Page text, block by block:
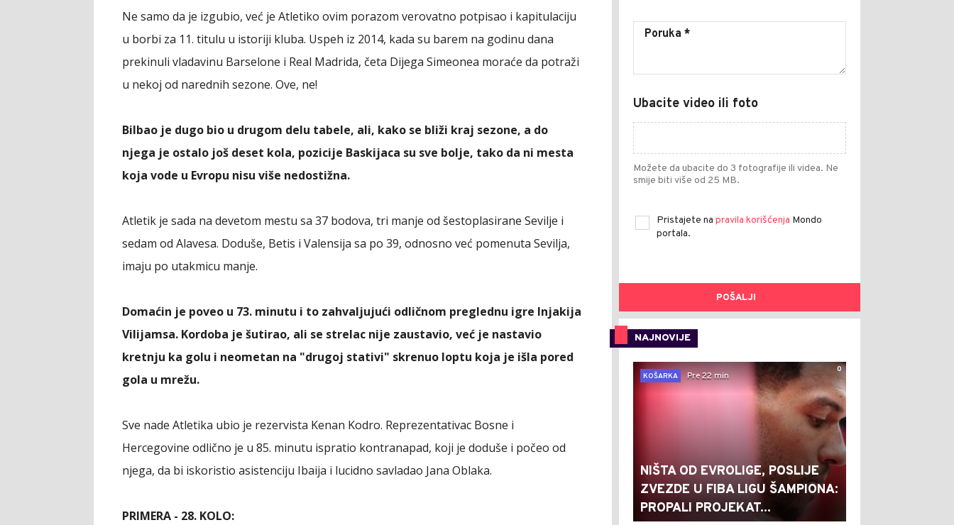
Ne samo da je izgubio, već je Atletiko ovim porazom verovatno potpisao i kapitulaciju
u borbi za 11. titulu u istoriji kluba. Uspeh iz 2014, kada su barem na godinu dana
prekinuli vladavinu Barselone i Real Madrida, četa Dijega Simeonea moraće da potraži
u nekoj od narednih sezone. Ove, ne!
Bilbao je dugo bio u drugom delu tabele, ali, kako se bliži kraj sezone, a do
njega je ostalo još deset kola, pozicije Baskijaca su sve bolje, tako da ni mesta
koja vode u Evropu nisu više nedostižna.
Atletik je sada na devetom mestu sa 37 bodova, tri manje od šestoplasirane Sevilje i
sedam od Alavesa. Doduše, Betis i Valensija sa po 39, odnosno već pomenuta Sevilja,
imaju po utakmicu manje.
Domaćin je poveo u 73. minutu i to zahvaljujući odličnom preglednu igre Injakija
Vilijamsa. Kordoba je šutirao, ali se strelac nije zaustavio, već je nastavio
kretnju ka golu i neometan na "drugoj stativi" skrenuo loptu koja je išla pored
gola u mrežu.
Sve nade Atletika ubio je rezervista Kenan Kodro. Reprezentativac Bosne i
Hercegovine odlično je u 85. minutu ispratio kontranapad, koji je doduše i počeo od
njega, da bi iskoristio asistenciju Ibaija i lucidno savladao Jana Oblaka.
PRIMERA - 28. KOLO:
Ubacite video ili foto
Možete da ubacite do 3 fotografije ili videa. Ne
smije biti više od 25 MB.
Pristajete na pravila korišćenja Mondo
portala.
POŠALJI
NAJNOVIJE
0
KOŠARKA
Pre 22 min
NIŠTA OD EVROLIGE, POSLIJE
ZVEZDE U FIBA LIGU ŠAMPIONA:
PROPALI PROJEKAT...